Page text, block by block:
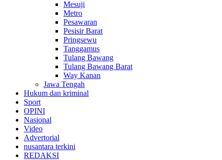
Mesuji
Metro
Pesawaran
Pesisir Barat
Pringsewu
Tanggamus
Tulang Bawang
Tulang Bawang Barat
Way Kanan
Jawa Tengah
Hukum dan kriminal
Sport
OPINI
Nasional
Video
Advertorial
nusantara terkini
REDAKSI